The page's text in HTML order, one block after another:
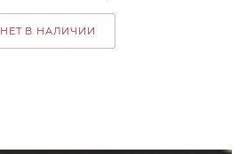
НЕТ В НАЛИЧИИ